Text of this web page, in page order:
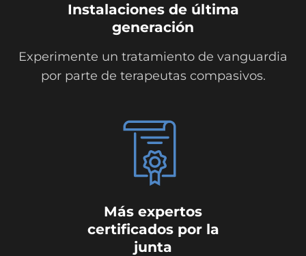
Instalaciones de última
generación
Experimente un tratamiento de vanguardia
por parte de terapeutas compasivos.
Más expertos
certificados por la
junta